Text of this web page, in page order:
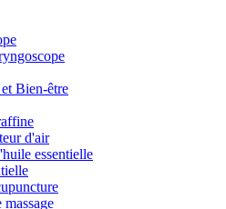
Bien-être
d'air
essentielle